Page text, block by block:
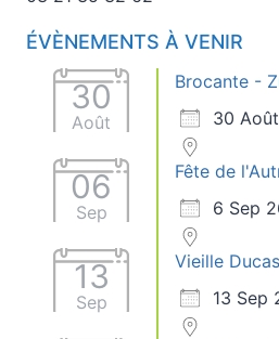
ÉVÈNEMENTS À VENIR
30
Août
Brocante -
30
06
Sep
Fête de
6 Sep
13
Sep
Vieille
13 Sep